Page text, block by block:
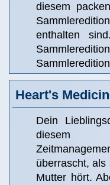
diesem
enthalten
Heart's
Dein
diesem
überrascht,
Mutter hört.